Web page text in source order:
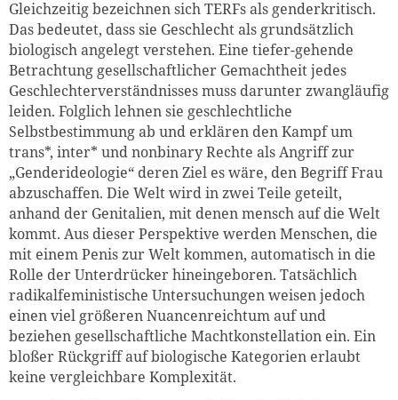
Gleichzeitig bezeichnen sich TERFs als genderkritisch.
Das bedeutet, dass sie Geschlecht als grundsätzlich
biologisch angelegt verstehen. Eine tiefer-gehende
Betrachtung gesellschaftlicher Gemachtheit jedes
Geschlechterverständnisses muss darunter zwangläufig
leiden. Folglich lehnen sie geschlechtliche
Selbstbestimmung ab und erklären den Kampf um
trans*, inter* und nonbinary Rechte als Angriff zur
„Genderideologie“ deren Ziel es wäre, den Begriff Frau
abzuschaffen. Die Welt wird in zwei Teile geteilt,
anhand der Genitalien, mit denen mensch auf die Welt
kommt. Aus dieser Perspektive werden Menschen, die
mit einem Penis zur Welt kommen, automatisch in die
Rolle der Unterdrücker hineingeboren. Tatsächlich
radikalfeministische Untersuchungen weisen jedoch
einen viel größeren Nuancenreichtum auf und
beziehen gesellschaftliche Machtkonstellation ein. Ein
bloßer Rückgriff auf biologische Kategorien erlaubt
keine vergleichbare Komplexität.